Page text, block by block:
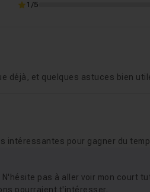
1/5
déjà, et quelques astuces bien
intéressantes pour gagner du
pas à aller voir mon court
pourraient t'intéresser.